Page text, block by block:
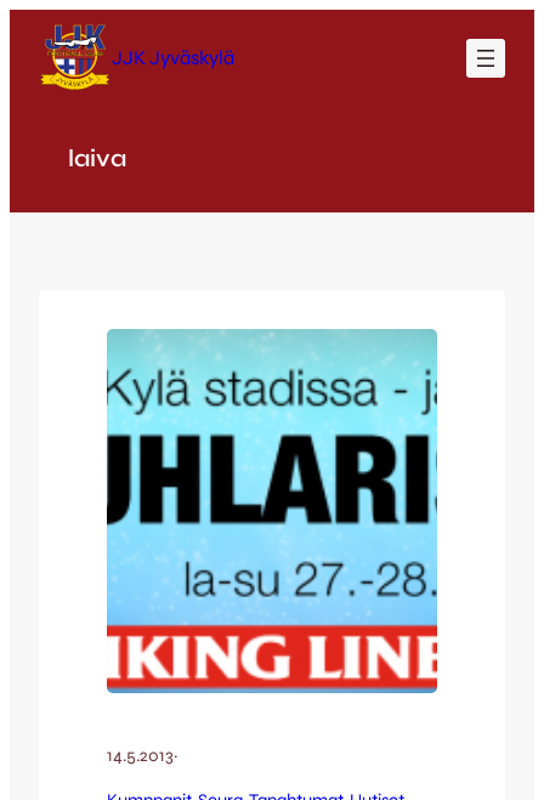
sisältöön
JJK Jyväskylä
laiva
14.5.2013·